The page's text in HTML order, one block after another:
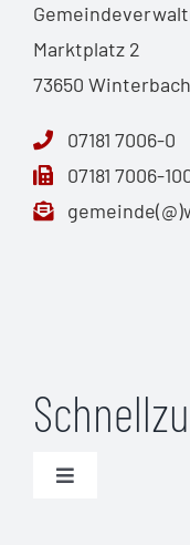
Marktplatz 2
73650 Winterbach
07181 7006-0
07181 7006-
Toggle